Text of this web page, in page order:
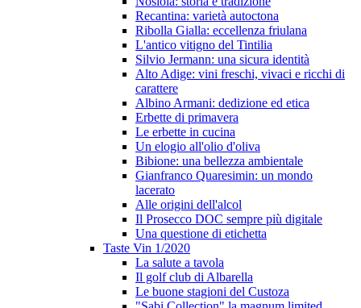
Recantina: varietà autoctona
Ribolla Gialla: eccellenza friulana
L'antico vitigno del Tintilia
Silvio Jermann: una sicura identità
Alto Adige: vini freschi, vivaci e ricchi di
carattere
Albino Armani: dedizione ed etica
Erbette di primavera
Le erbette in cucina
Un elogio all'olio d'oliva
Bibione: una bellezza ambientale
Gianfranco Quaresimin: un mondo
lacerato
Alle origini dell'alcol
Il Prosecco DOC sempre più digitale
Una questione di etichetta
Taste Vin 1/2020
La salute a tavola
Il golf club di Albarella
Le buone stagioni del Custoza